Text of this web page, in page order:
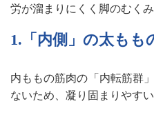
労が溜まりにくく脚のむく
1.「内側」の太もも
内ももの筋肉の「内転筋群
ないため、凝り固まりやすい